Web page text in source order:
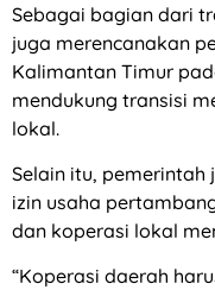
Sebagai bagian dari
juga merencanakan
Kalimantan Timur
mendukung transisi
lokal.
Selain itu, pemerintah
izin usaha
dan koperasi lokal
“Koperasi daerah